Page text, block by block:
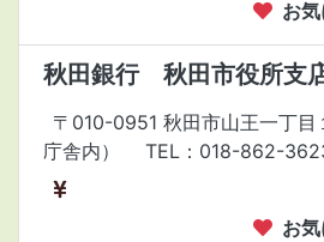
お
秋田銀行 秋田市役所支
〒010-0951 秋田市山王一丁目
庁舎内）
TEL：018-862-
お